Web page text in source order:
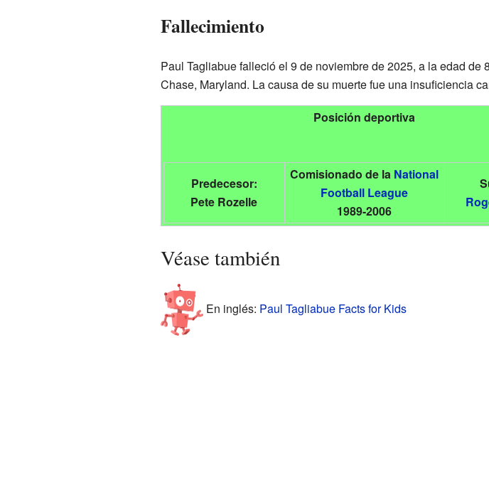
Fallecimiento
Paul Tagliabue falleció el 9 de noviembre de 2025, a la edad
Chase, Maryland. La causa de su muerte fue una insuficiencia
Posición deportiva
Predecesor:
Pete Rozelle
Comisionado de la National
Football League
1989-2006
Véase también
En inglés: Paul Tagliabue Facts for Kids